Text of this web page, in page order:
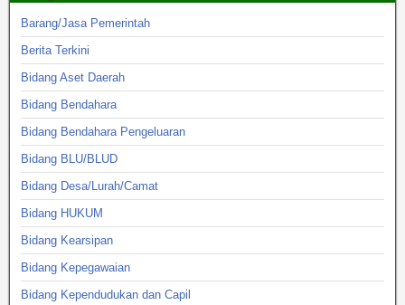
Barang/Jasa Pemerintah
Berita Terkini
Bidang Aset Daerah
Bidang Bendahara
Bidang Bendahara Pengeluaran
Bidang BLU/BLUD
Bidang Desa/Lurah/Camat
Bidang HUKUM
Bidang Kearsipan
Bidang Kepegawaian
Bidang Kependudukan dan Capil